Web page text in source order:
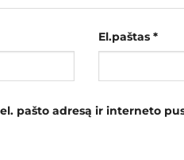
El.paštas *
pašto adresą ir interneto